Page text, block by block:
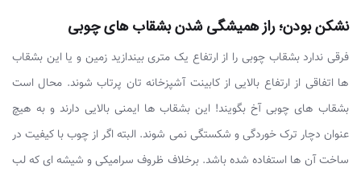
نشکن بودن؛ راز همیشگی شدن بشقاب های چوبی
فرقی ندارد بشقاب چوبی را از ارتفاع یک متری بیندازید زمین و یا این بشقاب
ها اتفاقی از ارتفاع بالایی از کابینت آشپزخانه تان پرتاب شوند. محال است
بشقاب های چوبی آخ بگویند! این بشقاب ها ایمنی بالایی دارند و به هیچ
عنوان دچار ترک خوردگی و شکستگی نمی شوند. البته اگر از چوب با کیفیت در
ساخت آن ها استفاده شده باشد. برخلاف ظروف سرامیکی و شیشه ای که لب